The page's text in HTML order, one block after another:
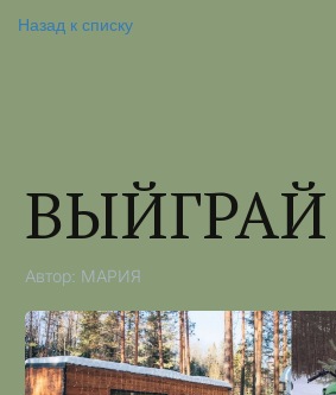
Назад к списку
ВЫЙГРАЙ
Автор: МАРИЯ